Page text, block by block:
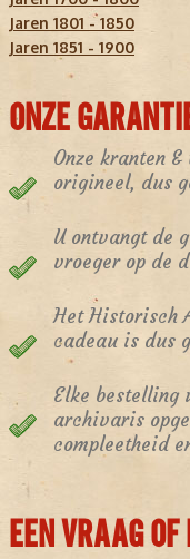
Jaren 1801 - 1850
Jaren 1851 - 1900
ONZE
Onze kranten
origineel, dus
U ontvangt de
vroeger op de
Het Historisch
cadeau is dus
Elke bestelling
archivaris
compleetheid
EEN VRAAG